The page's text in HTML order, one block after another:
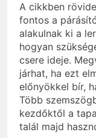
A cikkben
fontos a
alakulnak ki a
hogyan
csere ideje.
járhat, ha ezt
előnyökkel bír,
Több
kezdőktől a
talál majd